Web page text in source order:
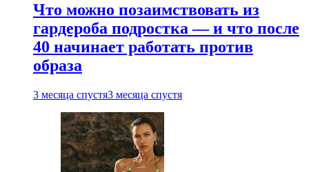
Что можно позаимствовать из
гардероба подростка — и что после
40 начинает работать против
образа
3 месяца спустя3 месяца спустя